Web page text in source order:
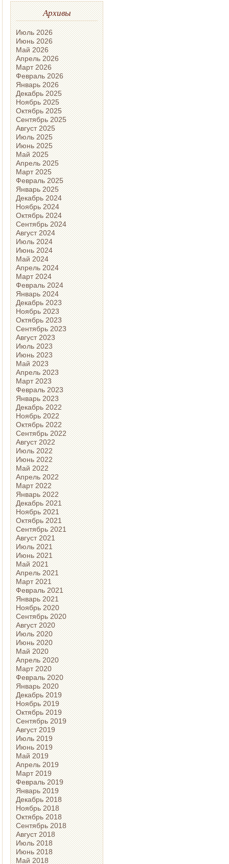
Архивы
Июль 2026
Июнь 2026
Май 2026
Апрель 2026
Март 2026
Февраль 2026
Январь 2026
Декабрь 2025
Ноябрь 2025
Октябрь 2025
Сентябрь 2025
Август 2025
Июль 2025
Июнь 2025
Май 2025
Апрель 2025
Март 2025
Февраль 2025
Январь 2025
Декабрь 2024
Ноябрь 2024
Октябрь 2024
Сентябрь 2024
Август 2024
Июль 2024
Июнь 2024
Май 2024
Апрель 2024
Март 2024
Февраль 2024
Январь 2024
Декабрь 2023
Ноябрь 2023
Октябрь 2023
Сентябрь 2023
Август 2023
Июль 2023
Июнь 2023
Май 2023
Апрель 2023
Март 2023
Февраль 2023
Январь 2023
Декабрь 2022
Ноябрь 2022
Октябрь 2022
Сентябрь 2022
Август 2022
Июль 2022
Июнь 2022
Май 2022
Апрель 2022
Март 2022
Январь 2022
Декабрь 2021
Ноябрь 2021
Октябрь 2021
Сентябрь 2021
Август 2021
Июль 2021
Июнь 2021
Май 2021
Апрель 2021
Март 2021
Февраль 2021
Январь 2021
Ноябрь 2020
Сентябрь 2020
Август 2020
Июль 2020
Июнь 2020
Май 2020
Апрель 2020
Март 2020
Февраль 2020
Январь 2020
Декабрь 2019
Ноябрь 2019
Октябрь 2019
Сентябрь 2019
Август 2019
Июль 2019
Июнь 2019
Май 2019
Апрель 2019
Март 2019
Февраль 2019
Январь 2019
Декабрь 2018
Ноябрь 2018
Октябрь 2018
Сентябрь 2018
Август 2018
Июль 2018
Июнь 2018
Май 2018